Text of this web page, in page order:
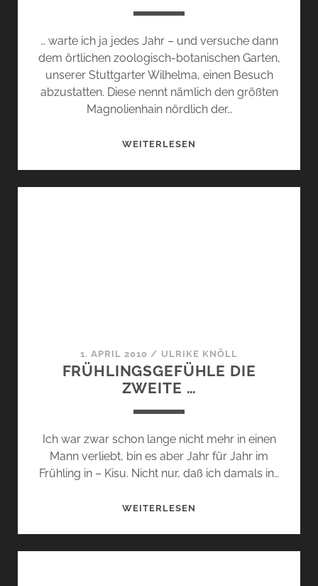
… warte ich ja jedes Jahr – und versuche dann
dem örtlichen zoologisch-botanischen Garten,
unserer Stuttgarter Wilhelma, einen Besuch
abzustatten. Diese nennt nämlich den größten
Magnolienhain nördlich der…
WEITERLESEN
1. APRIL 2010 / ULRIKE KNÖLL
FRÜHLINGSGEFÜHLE DIE
ZWEITE …
Ich war zwar schon lange nicht mehr in einen
Mann verliebt, bin es aber Jahr für Jahr im
Frühling in – Kisu. Nicht nur, daß ich damals in…
WEITERLESEN